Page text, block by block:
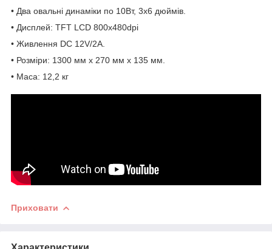
• Два овальні динаміки по 10Вт, 3x6 дюймів.
• Дисплей: TFT LCD 800x480dpi
• Живлення DC 12V/2A.
• Розміри: 1300 мм х 270 мм х 135 мм.
• Маса: 12,2 кг
Приховати